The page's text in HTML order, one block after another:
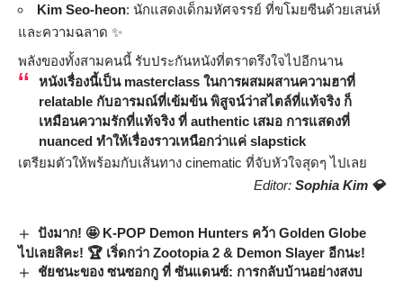
Kim Seo-heon: นักแสดงเด็กมหัศจรรย์ ที่ขโมยซีนด้วยเสน่ห์
และความฉลาด ✨
พลังของทั้งสามคนนี้ รับประกันหนังที่ตราตรึงใจไปอีกนาน
หนังเรื่องนี้เป็น masterclass ในการผสมผสานความฮาที่
relatable กับอารมณ์ที่เข้มข้น พิสูจน์ว่าสไตล์ที่แท้จริง ก็
เหมือนความรักที่แท้จริง ที่ authentic เสมอ การแสดงที่
nuanced ทำให้เรื่องราวเหนือกว่าแค่ slapstick
เตรียมตัวให้พร้อมกับเส้นทาง cinematic ที่จับหัวใจสุดๆ ไปเลย
Editor: Sophia Kim 💎
ปังมาก! 🤩 K-POP Demon Hunters คว้า Golden Globe
ไปเลยสิคะ! 🏆 เริ่ดกว่า Zootopia 2 & Demon Slayer อีกนะ!
ชัยชนะของ ซนซอกกู ที่ ซันแดนซ์: การกลับบ้านอย่างสงบ